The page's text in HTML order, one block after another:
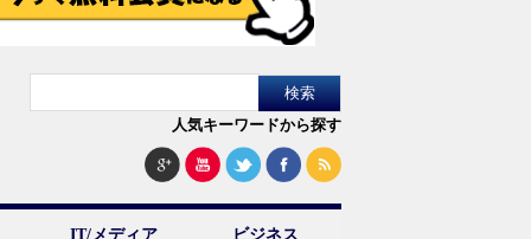
人気キーワードから探す
IT/メディア ビジネス